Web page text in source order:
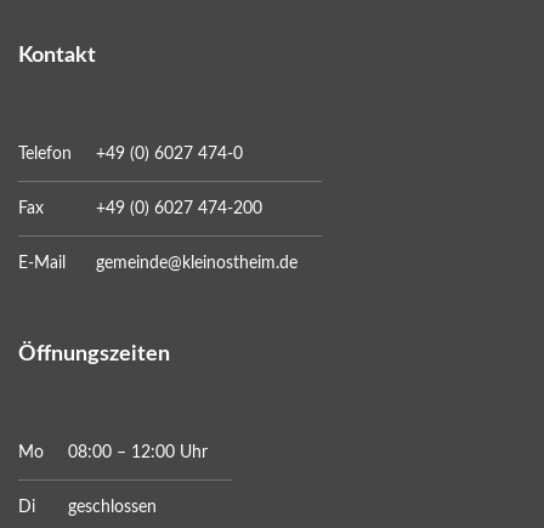
Kontakt
Telefon +49 (0) 6027 474-0
Fax +49 (0) 6027 474-200
E-Mail gemeinde@kleinostheim.de
Öffnungszeiten
Mo 08:00 – 12:00 Uhr
Di geschlossen